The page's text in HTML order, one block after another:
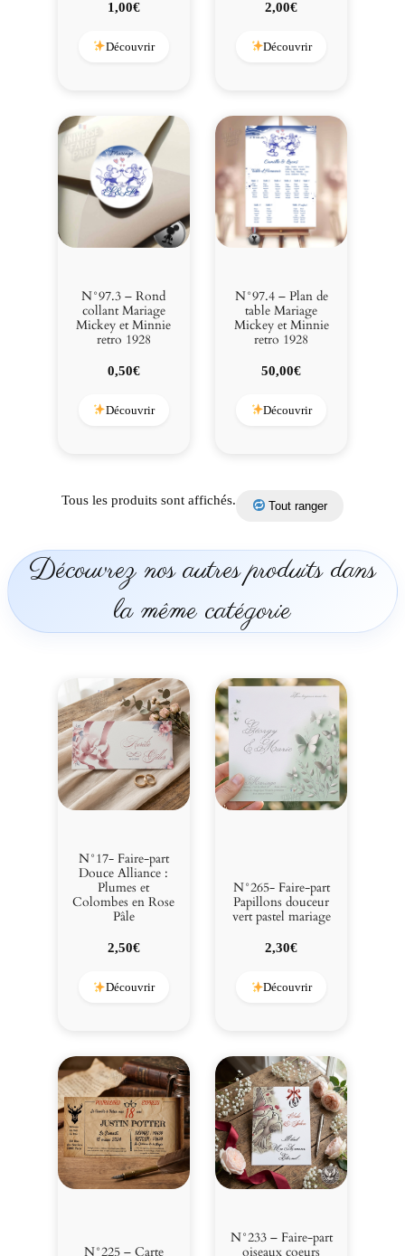
1,00€
Découvrir
2,00€
Découvrir
N°97.3 – Rond
collant Mariage
Mickey et Minnie
retro 1928
0,50€
Découvrir
N°97.4 – Plan de
table Mariage
Mickey et Minnie
retro 1928
50,00€
Découvrir
Tous les produits sont affichés. Tout ranger
Découvrez nos autres produits dans
la même catégorie
N°17- Faire-part
Douce Alliance :
Plumes et
Colombes en Rose
Pâle
2,50€
Découvrir
N°265- Faire-part
Papillons douceur
vert pastel mariage
2,30€
Découvrir
N°225 – Carte
N°233 – Faire-part
oiseaux coeurs